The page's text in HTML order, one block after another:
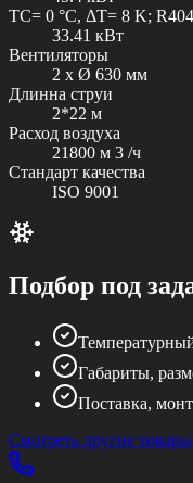
TC= 0 °C, ΔT= 8 K;
33.41 кВт
Вентиляторы
2 x Ø 630 мм
Длинна струи
2*22 м
Расход воздуха
21800 м 3 /ч
Стандарт качества
ISO 9001
Подбор под
Габариты,
Поставка,
Смотреть другие товары